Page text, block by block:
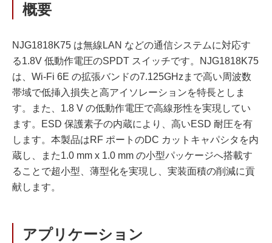
概要
NJG1818K75 は無線LAN などの通信システムに対応す
る1.8V 低動作電圧のSPDT スイッチです。NJG1818K75
は、Wi-Fi 6E の拡張バンドの7.125GHzまで高い周波数
帯域で低挿入損失と高アイソレーションを特長としま
す。また、1.8 V の低動作電圧で高線形性を実現してい
ます。ESD 保護素子の内蔵により、高いESD 耐圧を有
します。本製品はRF ポートのDC カットキャパシタを内
蔵し、また1.0 mm x 1.0 mm の小型パッケージへ搭載す
ることで超小型、薄型化を実現し、実装面積の削減に貢
献します。
アプリケーション